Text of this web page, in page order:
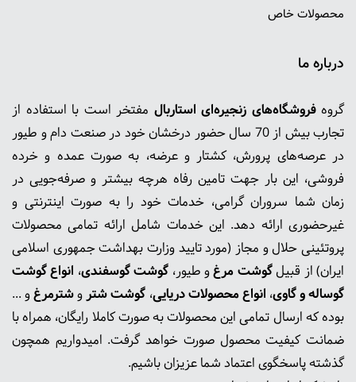
محصولات خاص
درباره ما
گروهفروشگاه‌های زنجیره‌ای استاربال مفتخر است با استفاده از
تجارب بیش از 70 سال حضور درخشان خود در صنعت دام و طیور
در عرصه‌های پرورش، کشتار و عرضه، به صورت عمده و خرده
فروشی، این بار جهت تامین رفاه هرچه بیشتر و صرفه‌جویی در
زمان شما سروران گرامی، خدمات خود را به صورت اینترنتی و
غیرحضوری ارائه دهد. این خدمات شامل ارائه تمامی محصولات
پروتئینی حلال و مجاز (مورد تایید وزارت بهداشت جمهوری اسلامی
ایران) از قبیلگوشت‌ مرغو طیور، گوشت گوسفندی، انواع گوشت
گوساله و گاوی، انواع محصولات دریایی، گوشت شتروشترمرغو ...
بوده که ارسال تمامی این محصولات به صورت کاملا رایگان، همراه با
ضمانت کیفیت محصول صورت خواهد گرفت. امیدواریم همچون
گذشته پاسخگوی اعتماد شما عزیزان باشیم.